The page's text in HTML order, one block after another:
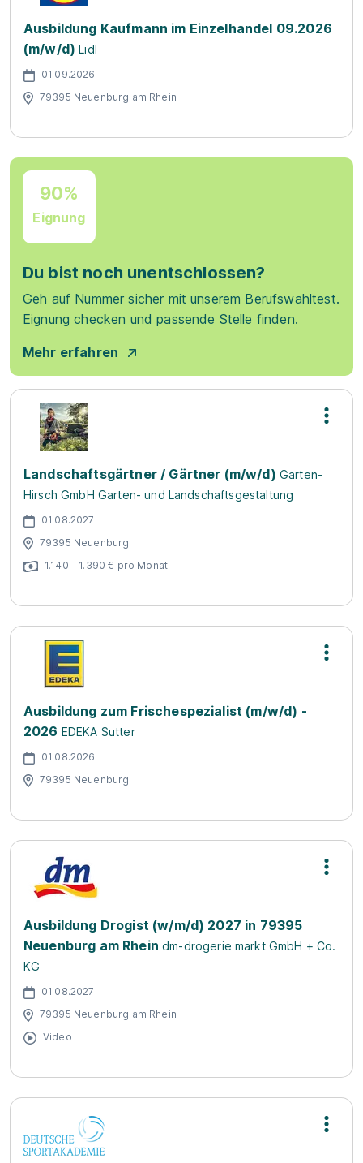
Ausbildung Kaufmann im Einzelhandel 09.2026
(m/w/d) Lidl
01.09.2026
79395 Neuenburg am Rhein
90%
Eignung
Du bist noch unentschlossen?
Geh auf Nummer sicher mit unserem Berufswahltest.
Eignung checken und passende Stelle finden.
Mehr erfahren
Landschaftsgärtner / Gärtner (m/w/d) Garten-
Hirsch GmbH Garten- und Landschaftsgestaltung
01.08.2027
79395 Neuenburg
1.140 - 1.390 € pro Monat
Ausbildung zum Frischespezialist (m/w/d) -
2026 EDEKA Sutter
01.08.2026
79395 Neuenburg
Ausbildung Drogist (w/m/d) 2027 in 79395
Neuenburg am Rhein dm-drogerie markt GmbH + Co.
KG
01.08.2027
79395 Neuenburg am Rhein
Video